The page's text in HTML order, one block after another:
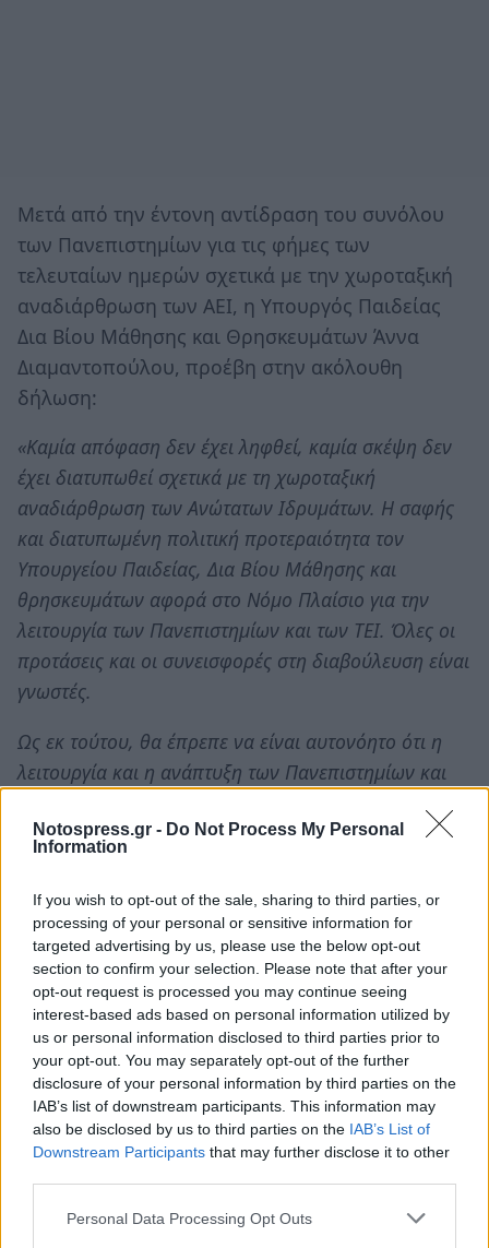
Notospress.gr - Do Not Process My Personal
Information
If you wish to opt-out of the sale, sharing to third parties, or
processing of your personal or sensitive information for
targeted advertising by us, please use the below opt-out
section to confirm your selection. Please note that after your
opt-out request is processed you may continue seeing
interest-based ads based on personal information utilized by
us or personal information disclosed to third parties prior to
your opt-out. You may separately opt-out of the further
disclosure of your personal information by third parties on the
IAB’s list of downstream participants. This information may
also be disclosed by us to third parties on the IAB’s List of
Downstream Participants that may further disclose it to other
Personal Data Processing Opt Outs
Μετά από την έντονη αντίδραση του συνόλου
των Πανεπιστημίων για τις φήμες των
τελευταίων ημερών σχετικά με την χωροταξική
αναδιάρθρωση των ΑΕΙ, η Υπουργός Παιδείας
Δια Βίου Μάθησης και Θρησκευμάτων Άννα
Διαμαντοπούλου, προέβη στην ακόλουθη
δήλωση:
«Καμία απόφαση δεν έχει ληφθεί, καμία σκέψη δεν
έχει διατυπωθεί σχετικά με τη χωροταξική
αναδιάρθρωση των Ανώτατων Ιδρυμάτων. Η σαφής
και διατυπωμένη πολιτική προτεραιότητα τον
Υπουργείου Παιδείας, Δια Βίου Μάθησης και
θρησκευμάτων αφορά στο Νόμο Πλαίσιο για την
λειτουργία των Πανεπιστημίων και των ΤΕΙ. Όλες οι
προτάσεις και οι συνεισφορές στη διαβούλευση είναι
γνωστές.
Ως εκ τούτου, θα έπρεπε να είναι αυτονόητο ότι η
λειτουργία και η ανάπτυξη των Πανεπιστημίων και
σοβαρή υπόθεση για να επηρεάζεται, να διακόπτεται
παραπλανητικά κείμενα».